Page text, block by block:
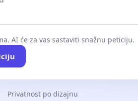
AI će za vas sastaviti snažnu peticiju.
Privatnost po dizajnu